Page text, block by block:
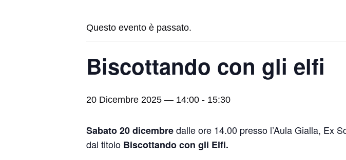
Questo evento è passato.
Biscottando con gli elfi
20 Dicembre 2025 — 14:00 - 15:30
Sabato 20 dicembredalle ore 14.00 presso l’Aula Gialla, Ex
dal titolo Biscottando con gli Elfi.